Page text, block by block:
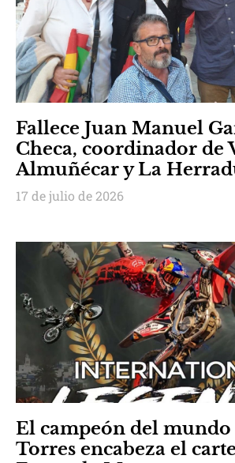
Fallece Juan Manuel
Checa, coordinador de
Almuñécar y La
17 de julio de 2026
El campeón del
Torres encabeza el